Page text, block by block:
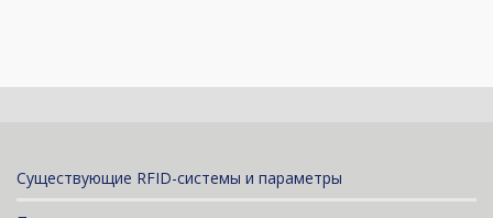
Существующие RFID-системы и параметры